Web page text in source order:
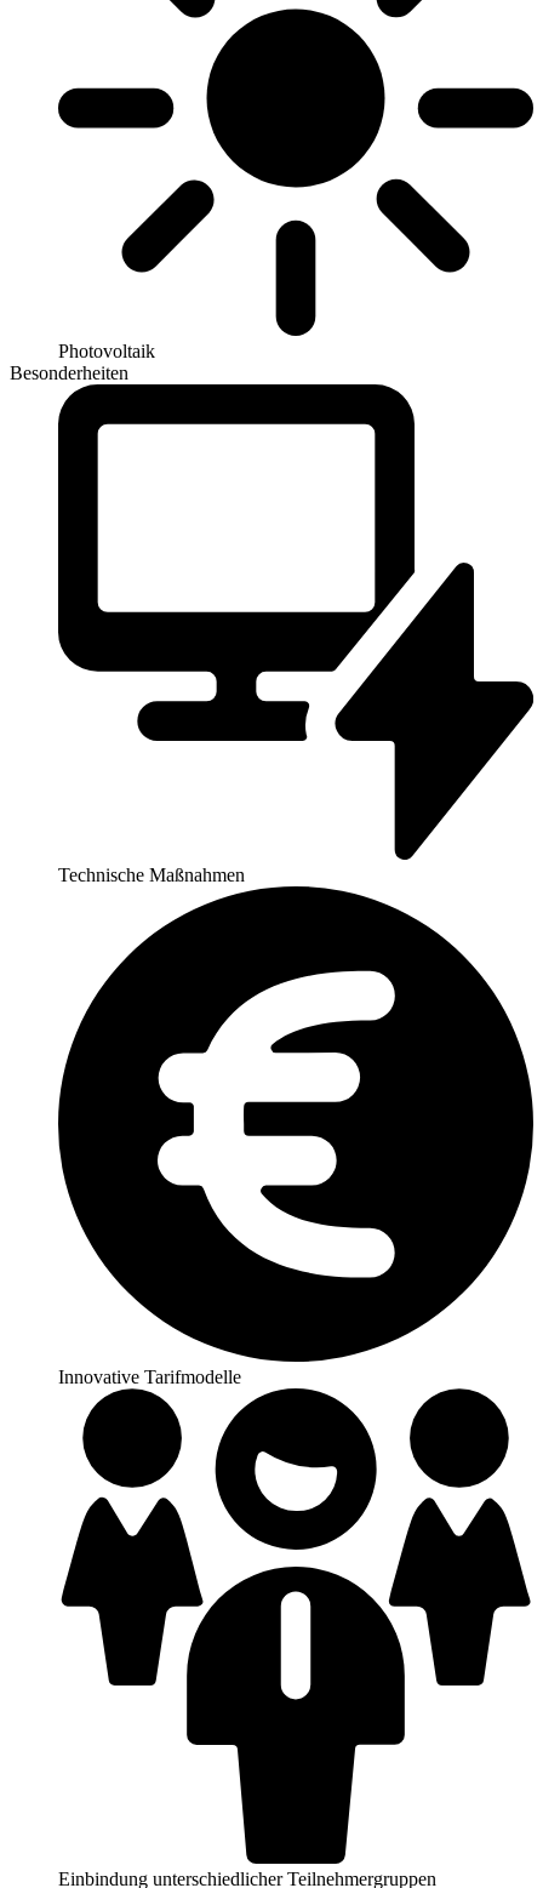
Photovoltaik
Besonderheiten
Technische Maßnahmen
Innovative Tarifmodelle
Einbindung unterschiedlicher Teilnehmergruppen